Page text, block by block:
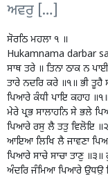
ਅਵਰੁ […]
ਸੋਰਠਿ ਮਹਲਾ ੧ ॥
Hukamnama darbar
ਸਾਥ ਤਰੇ ॥ ਤਿਨਾ ਠਾਕ ਨ
ਤਾਰੇ ਨਦਰਿ ਕਰੇ ॥੧॥ ਭੀ ਤੂਹੈ
ਪਿਆਰੇ ਕੰਧੀ ਪਾਇ ਕਹਾਹ
ਮੇਰੇ ਪ੍ਰਭ ਸਾਲਾਹਨਿ ਸੇ ਭਲੇ
ਪਿਆਰੇ ਰਸੁ ਲੈ ਤਤੁ ਵਿਲੋਇ
ਆਇਆ ਲਿਖਿ ਲੈ ਜਾਵਣਾ
ਪਿਆਰੇ ਸਾਚੇ ਸਾਚਾ ਤਾਣੁ
ਅੰਦਰਿ ਜੰਮਿਆ ਪਿਆਰੇ ਊਧਉ